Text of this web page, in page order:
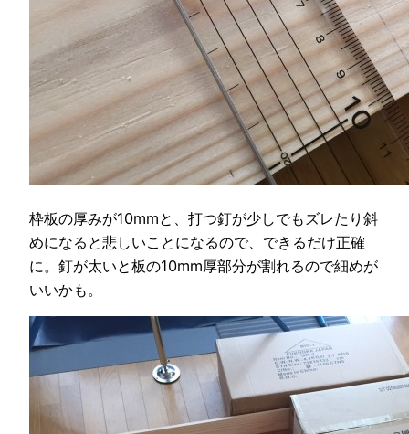
枠板の厚みが10mmと、打つ釘が少しでもズレたり斜
めになると悲しいことになるので、できるだけ正確
に。釘が太いと板の10mm厚部分が割れるので細めが
いいかも。